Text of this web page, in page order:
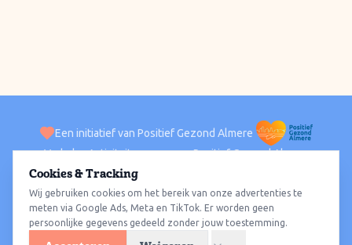
Een initiatief van Positief Gezond Almere
VerhalenActiviteiten Positief Gezond Almere
ACTIVITEITEN PER WIJK
Alle wijkenAlmere HavenAlmere StadAlmere BuitenAlmere Poort
Almere HoutAlmere OosterwoldWat te doen
Cookies & Tracking
Wij gebruiken cookies om het bereik van onze advertenties te
meten via Google Ads, Meta en TikTok. Er worden geen
persoonlijke gegevens gedeeld zonder jouw toestemming.